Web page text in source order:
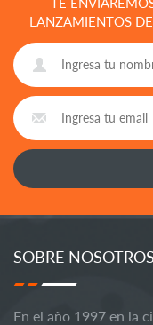
LANZAMIENTOS
SOBRE NOSOTROS
En el año 1997 en la